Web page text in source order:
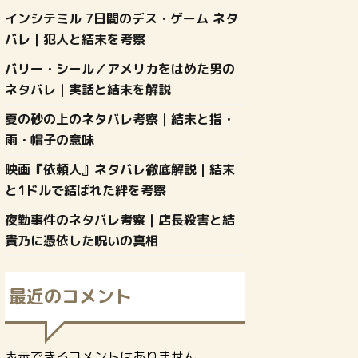
インシテミル 7日間のデス・ゲーム ネタ
バレ｜犯人と結末を考察
バリー・シール／アメリカをはめた男の
ネタバレ｜実話と結末を解説
夏の砂の上のネタバレ考察｜結末と指・
雨・帽子の意味
映画『依頼人』ネタバレ徹底解説｜結末
と1ドルで結ばれた絆を考察
夜勤事件のネタバレ考察｜店長殺害と結
貴乃に憑依した呪いの真相
最近のコメント